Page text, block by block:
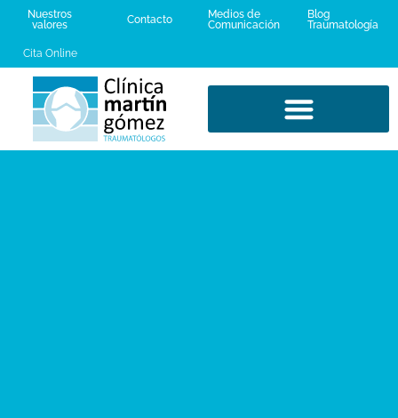
Nuestros
valores
Contacto
Medios de
Comunicación
Blog
Traumatología
Cita Online